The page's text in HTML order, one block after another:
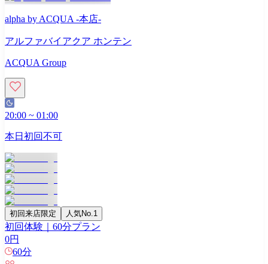
alpha by ACQUA -本店-
アルファバイアクア ホンテン
ACQUA Group
20:00 ~ 01:00
本日初回不可
初回来店限定 人気No.1
初回体験｜60分プラン
0円
60分